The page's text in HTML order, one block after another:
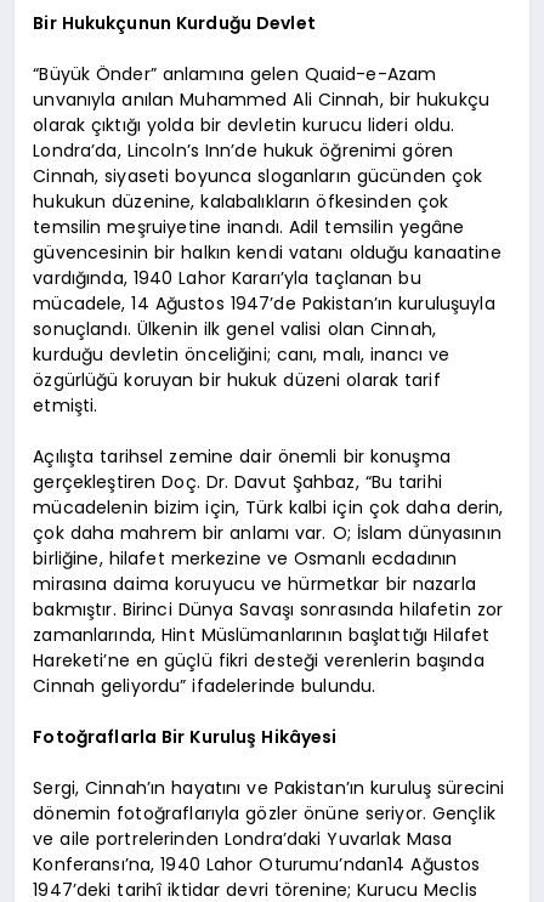
Bir Hukukçunun Kurduğu Devlet
“Büyük Önder” anlamına gelen Quaid-e-Azam
unvanıyla anılan Muhammed Ali Cinnah, bir hukukçu
olarak çıktığı yolda bir devletin kurucu lideri oldu.
Londra’da, Lincoln’s Inn’de hukuk öğrenimi gören
Cinnah, siyaseti boyunca sloganların gücünden çok
hukukun düzenine, kalabalıkların öfkesinden çok
temsilin meşruiyetine inandı. Adil temsilin yegâne
güvencesinin bir halkın kendi vatanı olduğu kanaatine
vardığında, 1940 Lahor Kararı’yla taçlanan bu
mücadele, 14 Ağustos 1947’de Pakistan’ın kuruluşuyla
sonuçlandı. Ülkenin ilk genel valisi olan Cinnah,
kurduğu devletin önceliğini; canı, malı, inancı ve
özgürlüğü koruyan bir hukuk düzeni olarak tarif
etmişti.
Açılışta tarihsel zemine dair önemli bir konuşma
gerçekleştiren Doç. Dr. Davut Şahbaz, “Bu tarihi
mücadelenin bizim için, Türk kalbi için çok daha derin,
çok daha mahrem bir anlamı var. O; İslam dünyasının
birliğine, hilafet merkezine ve Osmanlı ecdadının
mirasına daima koruyucu ve hürmetkar bir nazarla
bakmıştır. Birinci Dünya Savaşı sonrasında hilafetin zor
zamanlarında, Hint Müslümanlarının başlattığı Hilafet
Hareketi’ne en güçlü fikri desteği verenlerin başında
Cinnah geliyordu” ifadelerinde bulundu.
Fotoğraflarla Bir Kuruluş Hikâyesi
Sergi, Cinnah’ın hayatını ve Pakistan’ın kuruluş sürecini
dönemin fotoğraflarıyla gözler önüne seriyor. Gençlik
ve aile portrelerinden Londra’daki Yuvarlak Masa
Konferansı’na, 1940 Lahor Oturumu’ndan14 Ağustos
1947’deki tarihî iktidar devri törenine; Kurucu Meclis